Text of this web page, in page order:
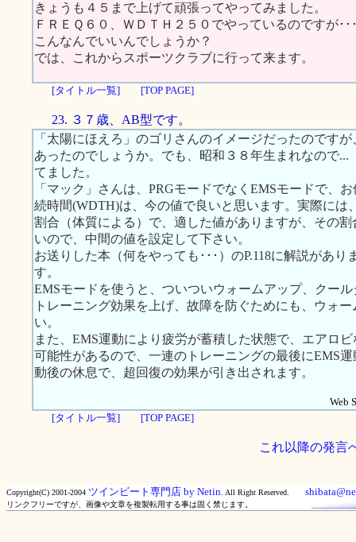
きょうも４５まで上げて頑張ってやってみました。
ＦＲＥＱ６０、ＷＤＴＨ２５０でやっているのですが･･
こんなんでいいんでしょうか？
では、これからスポーツクラブに行って来ます。
[タイトル一覧] [TOP PAGE]
23. ３７歳、AB型です。
「太陽にほえろ」のゴリさんのイメージだったのです
あったのでしょうか。でも、昭和３８年生まれなので
てました。
「マック」さんは、PRGモードでなくEMSモードで、
続時間(WDTH)は、今の値で良いと思います。実際には
割合（体質による）で、適した値がありますが、その
いので、中間の値を設定して下さい。
お送りした本（何をやっても･･･）のP.118に解説があ
す。
EMSモードを使うと、ついついウォームアップ、クー
トレーニング効果を上げ、故障を防ぐためにも、ウォ
い。
また、EMS運動により疲労が蓄積した状態で、エアロ
可能性があるので、一連のトレーニングの最後にEMS
動後の休息で、超回復の効果が引き出されます。
Web
[タイトル一覧]
[TOP PAGE]
これ以降の発言
Copyright(C) 2001-2004 ツインビート専門店 by Netin. All Right Reserved.
リンクフリーですが、画像や文章を複製転用する事は固く禁じます。